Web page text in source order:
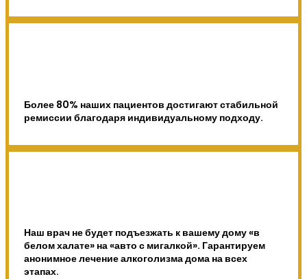
Более 80% наших пациентов достигают стабильной
ремиссии благодаря индивидуальному подходу.
Наш врач не будет подъезжать к вашему дому «в
белом халате» на «авто с мигалкой». Гарантируем
анонимное лечение алкоголизма дома на всех
этапах.